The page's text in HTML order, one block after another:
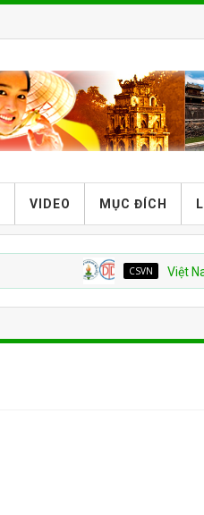
VIDEO MỤC ĐÍCH
CSVN Việt Nam bị